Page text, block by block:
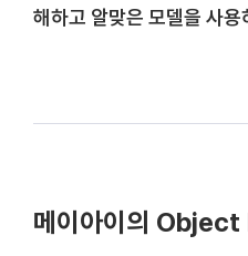
해하고 알맞은 모델을 사
메이아이의